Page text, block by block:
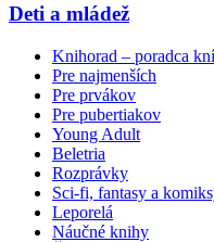
Deti a mládež
Knihorad – poradca
Pre najmenších
Pre prvákov
Pre pubertiakov
Young Adult
Beletria
Rozprávky
Sci-fi, fantasy a
Leporelá
Náučné knihy